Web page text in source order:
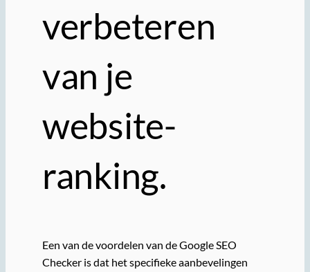
verbeteren
van je
website-
ranking.
Een van de voordelen van de Google SEO
Checker is dat het specifieke aanbevelingen